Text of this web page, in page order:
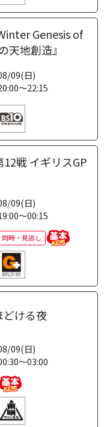
Genesis of
天地創造』
09(日)
～22:15
戦 イギリスGP
09(日)
～00:15
同時・見逃し
どける夜
09(日)
～03:00